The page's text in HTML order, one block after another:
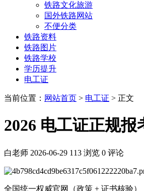
铁路文化旅游
国外铁路网站
不便分类
铁路资料
铁路图片
铁路学校
学历提升
电工证
当前位置： 网站首页 > 电工证 > 正文
2026 电工证正规
白老师 2026-06-29 113 浏览 0 评论
全国统一权威官网（政策 + 证书核验）